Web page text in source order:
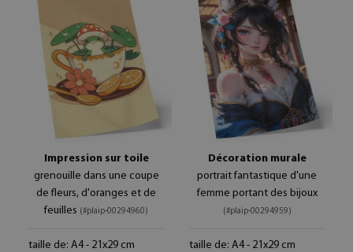
Impression sur toile
grenouille dans une coupe
de fleurs, d'oranges et de
feuilles (#plaip-00294960)
taille de: A4 - 21x29 cm
Décoration murale
portrait fantastique d'une
femme portant des bijoux
(#plaip-00294959)
taille de: A4 - 21x29 cm